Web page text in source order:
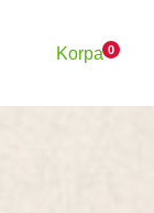
Korpa0